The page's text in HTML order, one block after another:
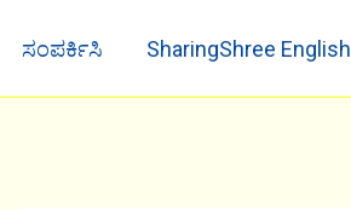
ಸಂಪರ್ಕಿಸಿ SharingShree English